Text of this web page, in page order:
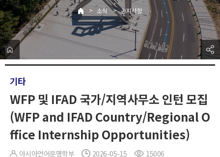
> 소식 > 공지사항
기타
WFP 및 IFAD 국가/지역사무소 인턴 모집
(WFP and IFAD Country/Regional O
ffice Internship Opportunities)
아시아언어문명학부 2026-05-15 15006